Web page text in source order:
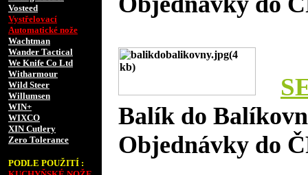
Vosteed
Vystřelovací
Automatické nože
Wachtman
Wander Tactical
We Knife Co Ltd
Witharmour
Wild Steer
Willumsen
WIN+
WIXCO
XIN Cutlery
Zero Tolerance
PODLE POUŽITÍ :
Balík do
Objednávky do